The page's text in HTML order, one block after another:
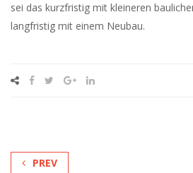
sei das kurzfristig mit kleineren
langfristig mit einem Neubau.
PREV